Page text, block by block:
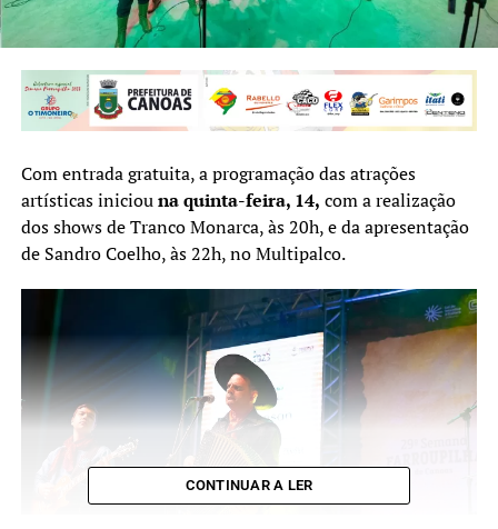
Com entrada gratuita, a programação das atrações
artísticas iniciouna quinta-feira, 14, com a realização
dos shows de Tranco Monarca, às 20h, e da apresentação
de Sandro Coelho, às 22h, no Multipalco.
CONTINUAR A LER